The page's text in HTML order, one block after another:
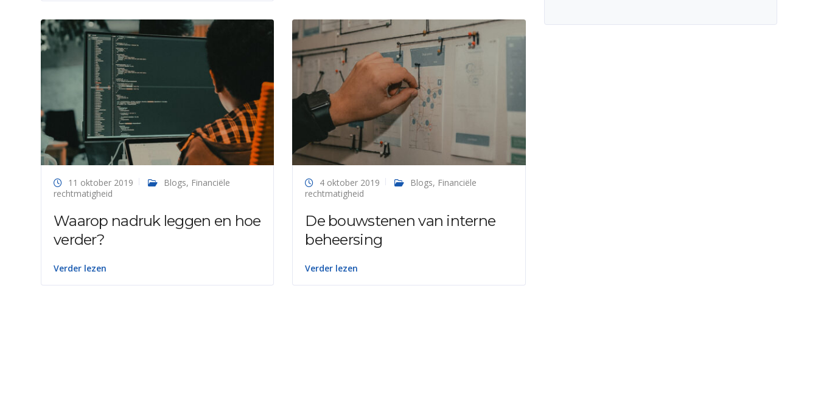
11 oktober 2019 Blogs, Financiële
rechtmatigheid
Waarop nadruk leggen en hoe
verder?
Verder lezen
4 oktober 2019 Blogs, Financiële
rechtmatigheid
De bouwstenen van interne
beheersing
Verder lezen